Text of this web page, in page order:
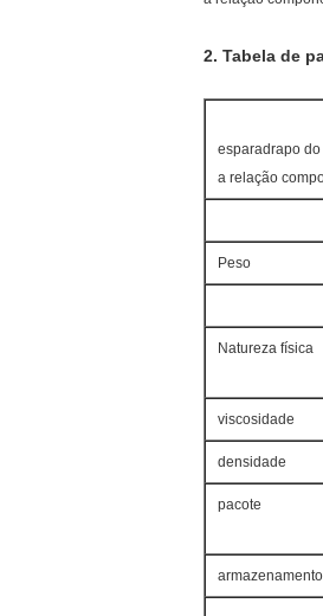
2. Tabela de
esparadrapo
a relação
Peso
Natureza física
viscosidade
densidade
pacote
armazenamento